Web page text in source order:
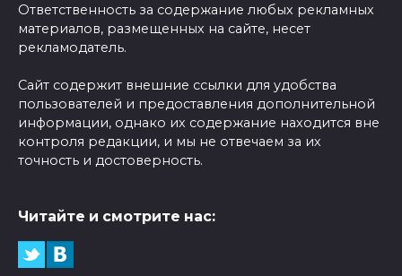
Ответственность за содержание любых рекламных
материалов, размещенных на сайте, несет
рекламодатель.
Сайт содержит внешние ссылки для удобства
пользователей и предоставления дополнительной
информации, однако их содержание находится вне
контроля редакции, и мы не отвечаем за их
точность и достоверность.
Читайте и смотрите нас: